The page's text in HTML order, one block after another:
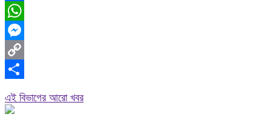
Facebook
WhatsApp
Messenger
Copy
এই বিভাগের আরো খবর